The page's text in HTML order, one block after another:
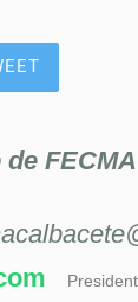
FECMA